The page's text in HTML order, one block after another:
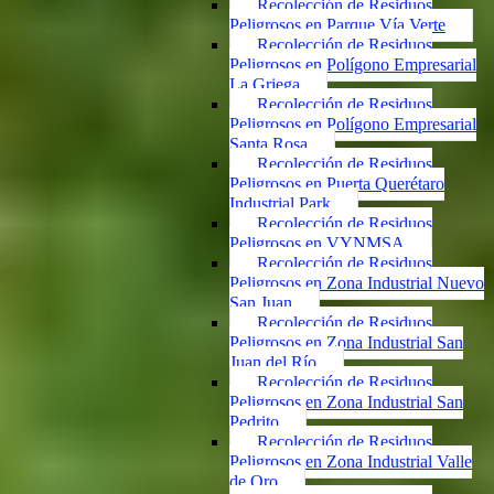
Recolección de Residuos
Peligrosos en Parque Vía Verte
Recolección de Residuos
Peligrosos en Polígono Empresarial
La Griega
Recolección de Residuos
Peligrosos en Polígono Empresarial
Santa Rosa
Recolección de Residuos
Peligrosos en Puerta Querétaro
Industrial Park
Recolección de Residuos
Peligrosos en VYNMSA
Recolección de Residuos
Peligrosos en Zona Industrial Nuevo
San Juan
Recolección de Residuos
Peligrosos en Zona Industrial San
Juan del Río
Recolección de Residuos
Peligrosos en Zona Industrial San
Pedrito
Recolección de Residuos
Peligrosos en Zona Industrial Valle
de Oro